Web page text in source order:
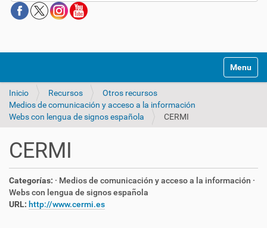
Mostrar/
Inicio Recursos
Otros recursos
Medios de comunicación y acceso a la información
Webs con lengua de signos española
CERMI
CERMI
Categorías: · Medios de comunicación y acceso a la información ·
Webs con lengua de signos española
URL: http://www.cermi.es